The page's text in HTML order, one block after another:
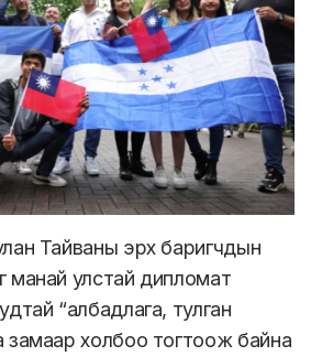
Тайваны эрх баригчдын
манай улстай дипломат
“албадлага, тулган
замаар холбоо тогтоож байна